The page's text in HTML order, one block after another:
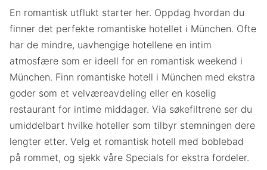
En romantisk utflukt starter her. Oppdag hvordan du
finner det perfekte romantiske hotellet i München. Ofte
har de mindre, uavhengige hotellene en intim
atmosfære som er ideell for en romantisk weekend i
München. Finn romantiske hotell i München med ekstra
goder som et velværeavdeling eller en koselig
restaurant for intime middager. Via søkefiltrene ser du
umiddelbart hvilke hoteller som tilbyr stemningen dere
lengter etter. Velg et romantisk hotell med boblebad
på rommet, og sjekk våre Specials for ekstra fordeler.